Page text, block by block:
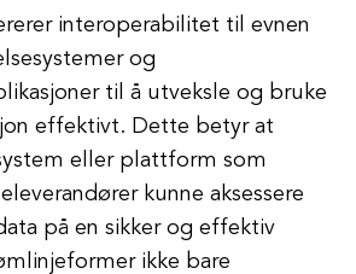
interoperabilitet til evnen
og
til å utveksle og bruke
effektivt. Dette betyr at
eller plattform som
kunne aksessere
på en sikker og effektiv
ikke bare